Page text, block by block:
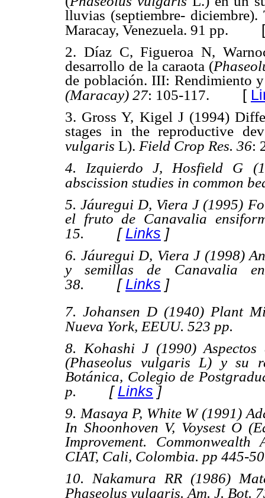
lluvias (septiembre- diciembre).
Maracay, Venezuela. 91 pp.
2. Díaz C, Figueroa N,
desarrollo de la caraota (
de población. III: Rendimiento
(Maracay) 27: 105-117. [
3. Gross Y, Kigel J (1994)
stages in the reproductive
vulgaris L). Field Crop Res. 36:
4. Izquierdo J, Hosfield G
abscission studies in common
5. Jáuregui D, Viera J (1995)
el fruto de Canavalia
15. [ Links ]
6. Jáuregui D, Viera J (1998)
y semillas de Canavalia
38. [ Links ]
7. Johansen D (1940) Plant
Nueva York, EEUU. 523 pp.
8. Kohashi J (1990)
(Phaseolus vulgaris L) y su
Botánica, Colegio de
p. [ Links ]
9. Masaya P, White W (1991)
In Shoonhoven V, Voysest O
Improvement. Commonwealth
CIAT, Cali, Colombia. pp 445-
10. Nakamura RR (1986)
Phaseolus vulgaris.Am. J. Bot.